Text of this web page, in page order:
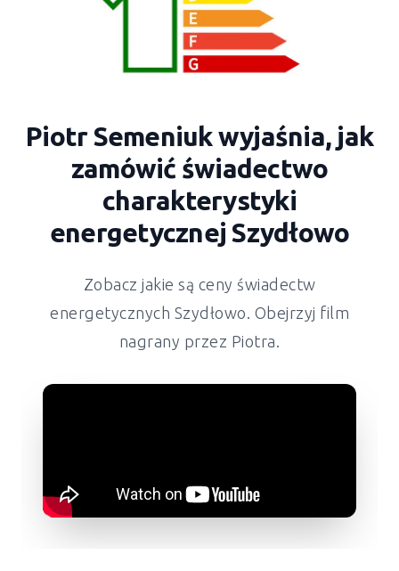
Piotr Semeniuk wyjaśnia, jak
zamówić świadectwo
charakterystyki
energetycznej Szydłowo
Zobacz jakie są ceny świadectw
energetycznych Szydłowo. Obejrzyj film
nagrany przez Piotra.